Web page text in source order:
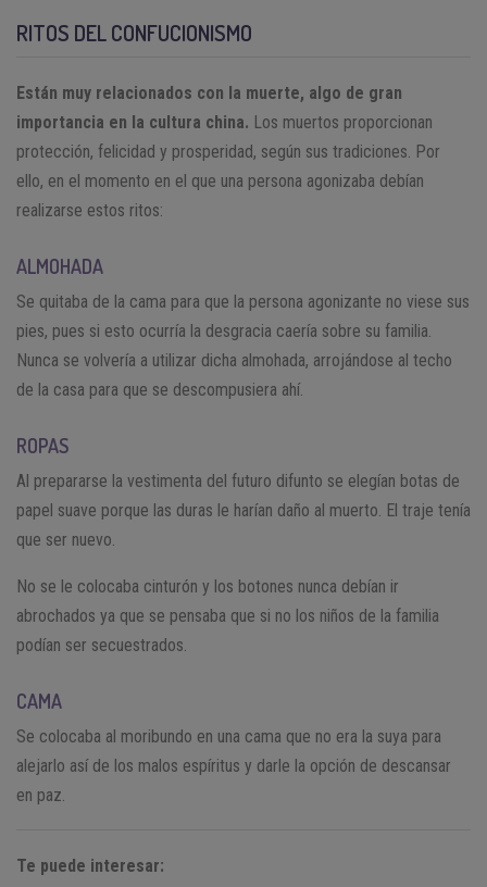
RITOS DEL CONFUCIONISMO
Están muy relacionados con la muerte, algo de gran
importancia en la cultura china. Los muertos proporcionan
protección, felicidad y prosperidad, según sus tradiciones. Por
ello, en el momento en el que una persona agonizaba debían
realizarse estos ritos:
ALMOHADA
Se quitaba de la cama para que la persona agonizante no viese sus
pies, pues si esto ocurría la desgracia caería sobre su familia.
Nunca se volvería a utilizar dicha almohada, arrojándose al techo
de la casa para que se descompusiera ahí.
ROPAS
Al prepararse la vestimenta del futuro difunto se elegían botas de
papel suave porque las duras le harían daño al muerto. El traje tenía
que ser nuevo.
No se le colocaba cinturón y los botones nunca debían ir
abrochados ya que se pensaba que si no los niños de la familia
podían ser secuestrados.
CAMA
Se colocaba al moribundo en una cama que no era la suya para
alejarlo así de los malos espíritus y darle la opción de descansar
en paz.
Te puede interesar: